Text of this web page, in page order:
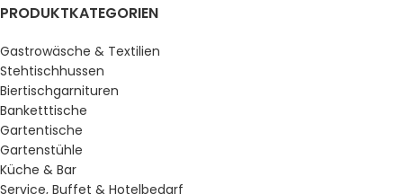
PRODUKTKATEGORIEN
Gastrowäsche & Textilien
Stehtischhussen
Biertischgarnituren
Banketttische
Gartentische
Gartenstühle
Küche & Bar
Service, Buffet & Hotelbedarf